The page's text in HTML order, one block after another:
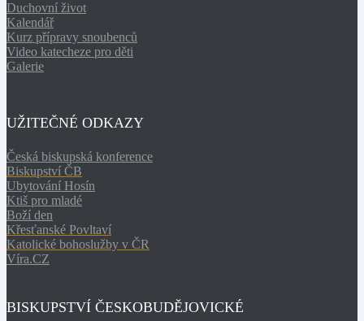
Duchovní život
Kalendář
Kurz přípravy snoubenců
Video katecheze pro děti
Galerie
UŽITEČNÉ ODKAZY
Česká biskupská konference
Biskupství ČB
Ubytování Hosín
Ktiš pro mladé
Boží den
Křesťanské Povltaví
Katolické bohoslužby v ČR
Víra.CZ
BISKUPSTVÍ ČESKOBUDĚJOVICKÉ